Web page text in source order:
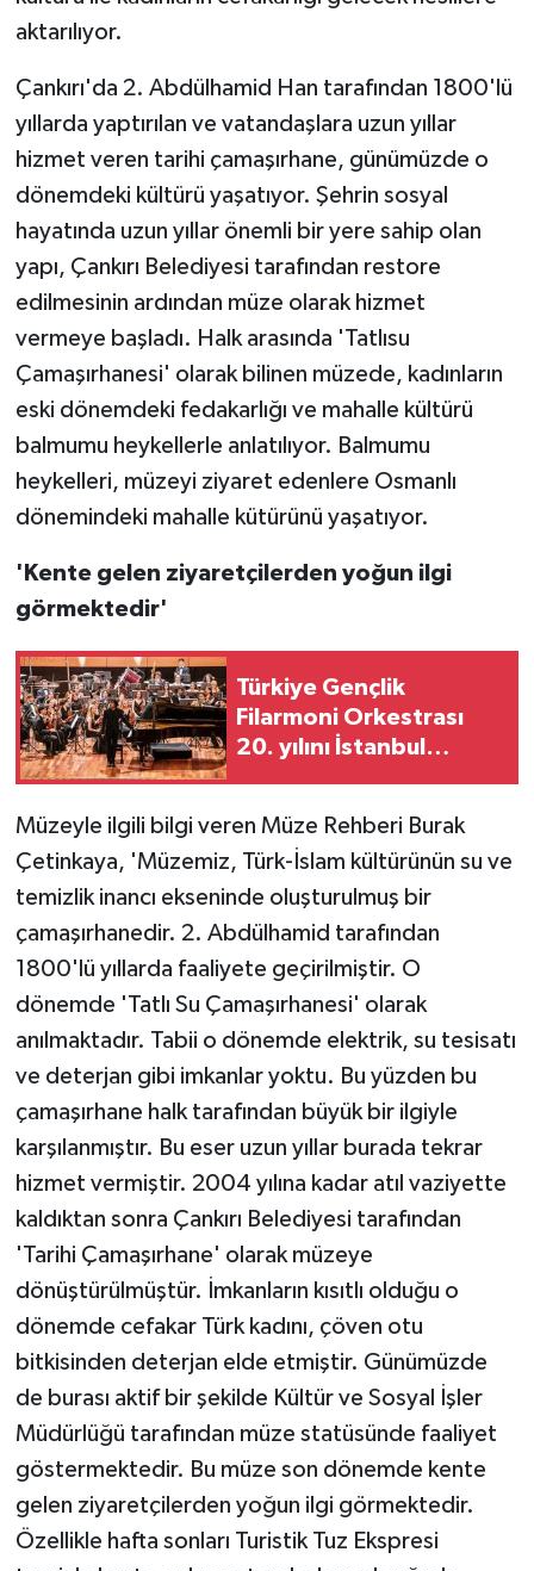
aktarılıyor.
Çankırı'da 2. Abdülhamid Han tarafından 1800'lü
yıllarda yaptırılan ve vatandaşlara uzun yıllar
hizmet veren tarihi çamaşırhane, günümüzde o
dönemdeki kültürü yaşatıyor. Şehrin sosyal
hayatında uzun yıllar önemli bir yere sahip olan
yapı, Çankırı Belediyesi tarafından restore
edilmesinin ardından müze olarak hizmet
vermeye başladı. Halk arasında 'Tatlısu
Çamaşırhanesi' olarak bilinen müzede, kadınların
eski dönemdeki fedakarlığı ve mahalle kültürü
balmumu heykellerle anlatılıyor. Balmumu
heykelleri, müzeyi ziyaret edenlere Osmanlı
dönemindeki mahalle kütürünü yaşatıyor.
'Kente gelen ziyaretçilerden yoğun ilgi
görmektedir'
Türkiye Gençlik
Filarmoni Orkestrası
20. yılını İstanbul
Müzeyle ilgili bilgi veren Müze Rehberi Burak
Çetinkaya, 'Müzemiz, Türk-İslam kültürünün su ve
temizlik inancı ekseninde oluşturulmuş bir
çamaşırhanedir. 2. Abdülhamid tarafından
1800'lü yıllarda faaliyete geçirilmiştir. O
dönemde 'Tatlı Su Çamaşırhanesi' olarak
anılmaktadır. Tabii o dönemde elektrik, su tesisatı
ve deterjan gibi imkanlar yoktu. Bu yüzden bu
çamaşırhane halk tarafından büyük bir ilgiyle
karşılanmıştır. Bu eser uzun yıllar burada tekrar
hizmet vermiştir. 2004 yılına kadar atıl vaziyette
kaldıktan sonra Çankırı Belediyesi tarafından
'Tarihi Çamaşırhane' olarak müzeye
dönüştürülmüştür. İmkanların kısıtlı olduğu o
dönemde cefakar Türk kadını, çöven otu
bitkisinden deterjan elde etmiştir. Günümüzde
de burası aktif bir şekilde Kültür ve Sosyal İşler
Müdürlüğü tarafından müze statüsünde faaliyet
göstermektedir. Bu müze son dönemde kente
gelen ziyaretçilerden yoğun ilgi görmektedir.
Özellikle hafta sonları Turistik Tuz Ekspresi
DÜNYA